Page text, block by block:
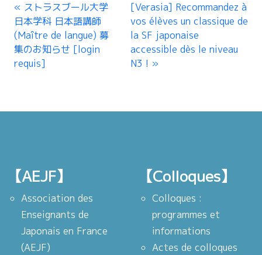
ストラスブール大学
日本学科 日本語講師
(Maître de langue) 募
集のお知らせ [login
requis]
[Verasia] Recommandez à
vos élèves un classique de
la SF japonaise
accessible dès le niveau
N3 !
【AEJF】
Association des
Enseignants de
Japonais en France
(AEJF)
【Colloques】
Colloques :
programmes et
informations
Actes de colloques